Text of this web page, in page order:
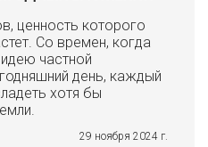
ценность которого
Со времен, когда
частной
день, каждый
хотя бы
29 ноября 2024 г.